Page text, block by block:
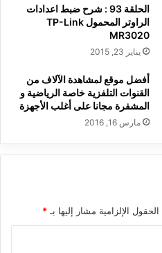
الحلقة 93 : شرح ضبط اعدادات
الراوتر المحمول TP-Link
MR3020
يناير 23, 2015
أفضل موقع لمشاهدة الآلاف من
القنوات التلفزية خاصة الرياضية و
المشفرة مجانا على أغلب الأجهزة
مارس 16, 2016
الحقول الإلزامية مشار إليها بـ*